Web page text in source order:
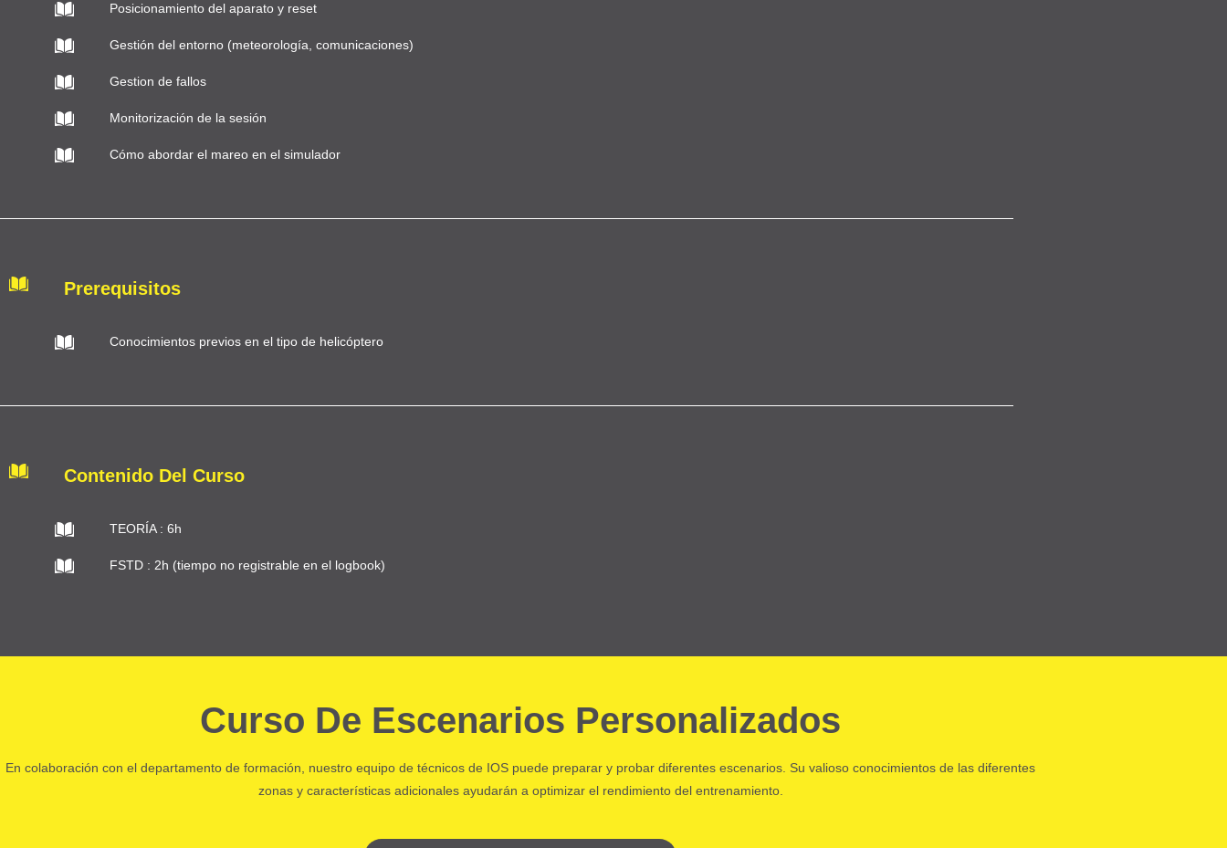
Posicionamiento del aparato y reset
Gestión del entorno (meteorología, comunicaciones)
Gestion de fallos
Monitorización de la sesión
Cómo abordar el mareo en el simulador
Prerequisitos
Conocimientos previos en el tipo de helicóptero
Contenido Del Curso
TEORÍA : 6h
FSTD : 2h (tiempo no registrable en el logbook)
Curso De Escenarios Personalizados
En colaboración con el departamento de formación, nuestro equipo de técnicos de IOS puede preparar y probar diferentes escenarios. Su valioso conocimientos de las diferentes
zonas y características adicionales ayudarán a optimizar el rendimiento del entrenamiento.